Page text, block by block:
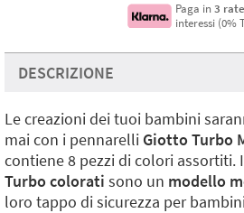
Paga in 3 rate
interessi (0%
DESCRIZIONE
Le creazioni dei tuoi bambini
mai con i pennarelli Giotto Turbo
contiene 8 pezzi di colori assortiti. I
Turbo colorati sono un modello
loro tappo di sicurezza per